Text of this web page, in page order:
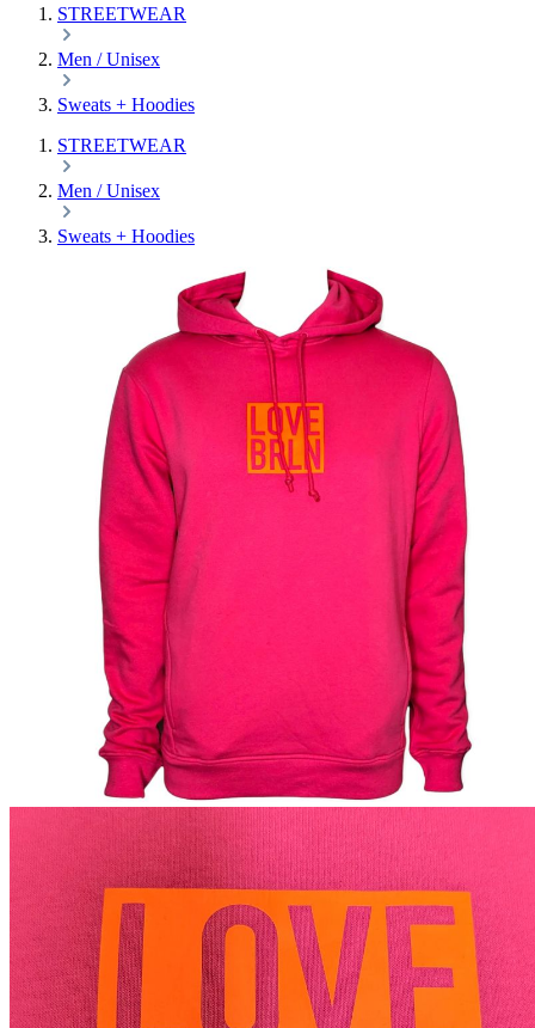
STREETWEAR
Men / Unisex
Sweats + Hoodies
STREETWEAR
Men / Unisex
Sweats + Hoodies